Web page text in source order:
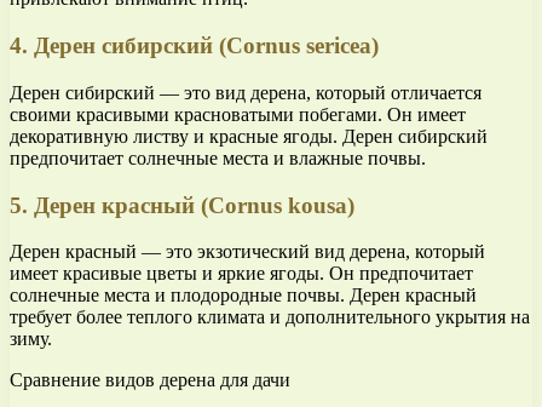
4. Дерен сибирский (Cornus sericea)
Дерен сибирский — это вид дерена, который отличается
своими красивыми красноватыми побегами. Он имеет
декоративную листву и красные ягоды. Дерен сибирский
предпочитает солнечные места и влажные почвы.
5. Дерен красный (Cornus kousa)
Дерен красный — это экзотический вид дерена, который
имеет красивые цветы и яркие ягоды. Он предпочитает
солнечные места и плодородные почвы. Дерен красный
требует более теплого климата и дополнительного укрытия на
зиму.
Сравнение видов дерена для дачи